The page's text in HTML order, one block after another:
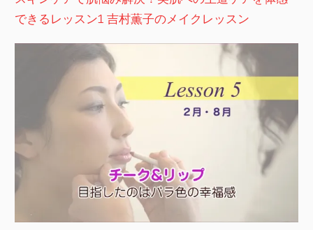
できるレッスン1 吉村薫子のメイクレッスン